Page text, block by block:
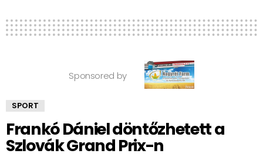
Sponsored by
SPORT
Frankó Dániel döntőzhetett a
Szlovák Grand Prix-n